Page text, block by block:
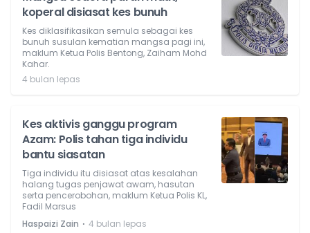
koperal disiasat kes bunuh
Kes diklasifikasikan semula sebagai kes
bunuh susulan kematian mangsa pagi ini,
maklum Ketua Polis Bentong, Zaiham Mohd
Kahar.
4 bulan lepas
Kes aktivis ganggu program
Azam: Polis tahan tiga individu
bantu siasatan
Tiga individu itu disiasat atas kesalahan
halang tugas penjawat awam, hasutan
serta pencerobohan, maklum Ketua Polis KL,
Fadil Marsus
Haspaizi Zain ⋅ 4 bulan lepas